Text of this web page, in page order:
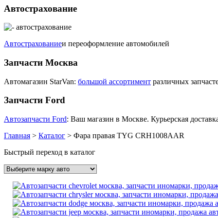
Автострахование
Автострахованиеи переоформление автомобилей
Запчасти Москва
Автомагазин StarVan: большой ассортимент различных
Запчасти Ford
Автозапчасти Ford: Ваш магазин в Москве. Курьерская
Главная > Каталог > Фара правая TYG CRH1008AAR
Быстрый переход в каталог